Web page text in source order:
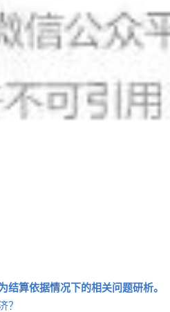
结算依据情况下的相关问题研析。
？